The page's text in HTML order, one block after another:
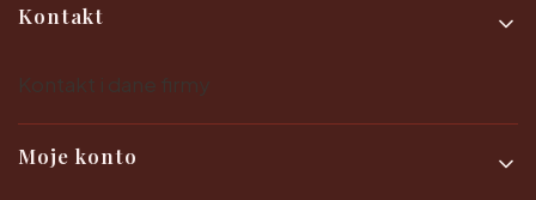
Kontakt
Moje konto